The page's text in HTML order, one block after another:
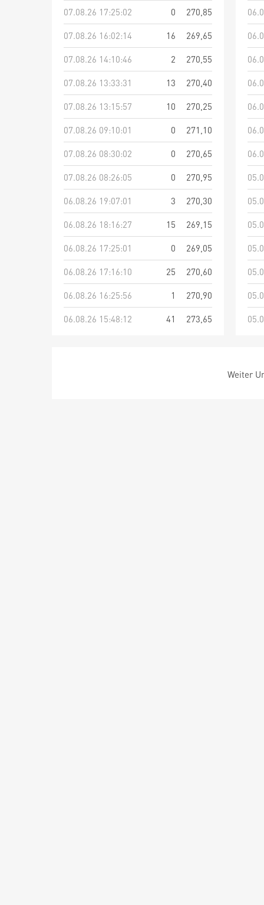
07.08.26 17:25:02
0
270,85
07.08.26 16:02:14
16
269,65
07.08.26 14:10:46
2
270,55
07.08.26 13:33:31
13
270,40
07.08.26 13:15:57
10
270,25
07.08.26 09:10:01
0
271,10
07.08.26 08:30:02
0
270,65
07.08.26 08:26:05
0
270,95
06.08.26 19:07:01
3
270,30
06.08.26 18:16:27
15
269,15
06.08.26 17:25:01
0
269,05
06.08.26 17:16:10
25
270,60
06.08.26 16:25:56
1
270,90
06.08.26 15:48:12
41 273,65
Weiter